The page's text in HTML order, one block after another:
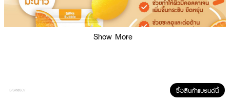
Show More
ซื้อสินค้าแบรนด์นี้